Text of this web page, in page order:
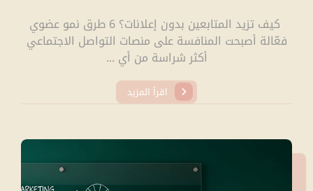
كيف تزيد المتابعين بدون إعلانات؟ 6 طرق نمو عضوي
فعّالة أصبحت المنافسة على منصات التواصل الاجتماعي
أكثر شراسة من أي ...
اقرأ المزيد